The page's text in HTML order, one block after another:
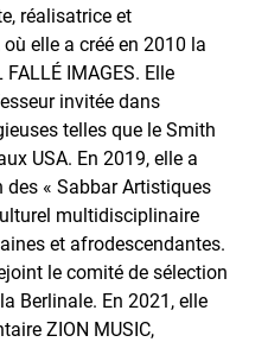
réalisatrice et
elle a créé en 2010 la
IMAGES. Elle
invitée dans
telles que le Smith
USA. En 2019, elle a
« Sabbar Artistiques
multidisciplinaire
et afrodescendantes.
le comité de sélection
Berlinale. En 2021, elle
ZION MUSIC,